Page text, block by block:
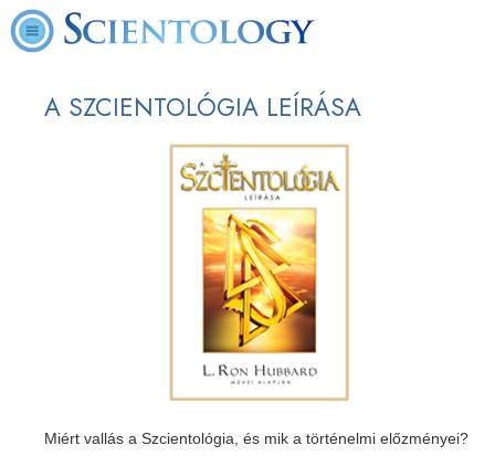
A SZCIENTOLÓGIA LEÍRÁSA
Miért vallás a Szcientológia, és mik a történelmi előzményei?